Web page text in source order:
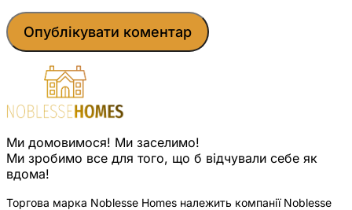
Ми домовимося! Ми заселимо!
Ми зробимо все для того, що б відчували себе як
вдома!
Торгова марка Noblesse Homes належить компанії Noblesse